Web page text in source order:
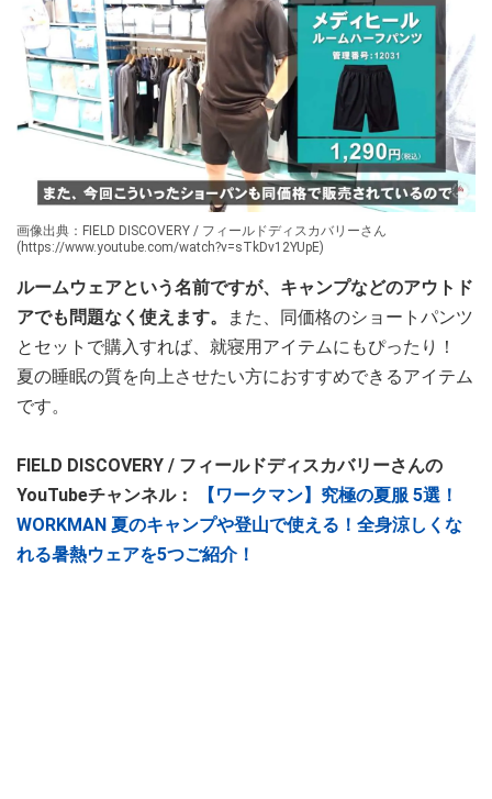
画像出典：FIELD DISCOVERY / フィールドディスカバリーさん
(https://www.youtube.com/watch?v=sTkDv12YUpE)
ルームウェアという名前ですが、キャンプなどのアウトド
アでも問題なく使えます。
また、同価格のショートパンツ
とセットで購入すれば、就寝用アイテムにもぴったり！
夏の睡眠の質を向上させたい方におすすめできるアイテム
です。
FIELD DISCOVERY / フィールドディスカバリーさんの
YouTubeチャンネル：
【ワークマン】究極の夏服 5選！
WORKMAN 夏のキャンプや登山で使える！全身涼しくな
れる暑熱ウェアを5つご紹介！